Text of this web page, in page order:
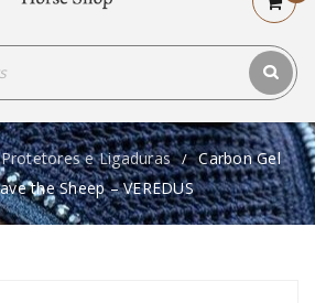
Protetores e Ligaduras / Carbon Gel
the Sheep – VEREDUS